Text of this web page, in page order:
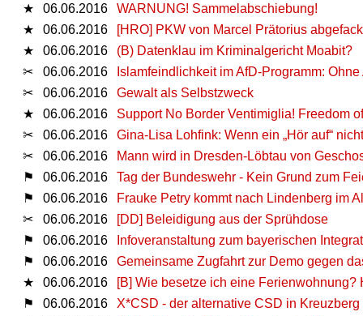
★
06.06.2016
WARNUNG! Sammelabschiebung!
★
06.06.2016
[HRO] PKW von Marcel Prätorius
★
06.06.2016
(B) Datenklau im Kriminalgericht Moabit?
✂
06.06.2016
Islamfeindlichkeit im AfD-Programm:
✂
06.06.2016
Gewalt als Selbstzweck
★
06.06.2016
Support No Border Ventimiglia! Freedom
✂
06.06.2016
Gina-Lisa Lohfink: Wenn ein „Hör auf“
✂
06.06.2016
Mann wird in Dresden-Löbtau von
⚑
06.06.2016
Tag der Bundeswehr - Kein Grund zum
⚑
06.06.2016
Frauke Petry kommt nach Lindenberg im
✂
06.06.2016
[DD] Beleidigung aus der Sprühdose
⚑
06.06.2016
Infoveranstaltung zum bayerischen
⚑
06.06.2016
Gemeinsame Zugfahrt zur Demo gegen
★
06.06.2016
[B] Wie besetze ich eine Ferienwohnung?
⚑
06.06.2016
X*CSD - der alternative CSD in Kreuzberg